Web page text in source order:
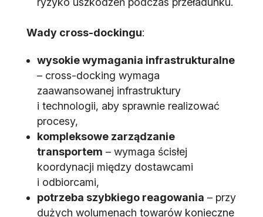
Wady cross-dockingu:
wysokie wymagania infrastrukturalne
– cross-docking wymaga
zaawansowanej infrastruktury
i technologii, aby sprawnie realizować
procesy,
kompleksowe zarządzanie
transportem – wymaga ścisłej
koordynacji między dostawcami
i odbiorcami,
potrzeba szybkiego reagowania – przy
dużych wolumenach towarów konieczne